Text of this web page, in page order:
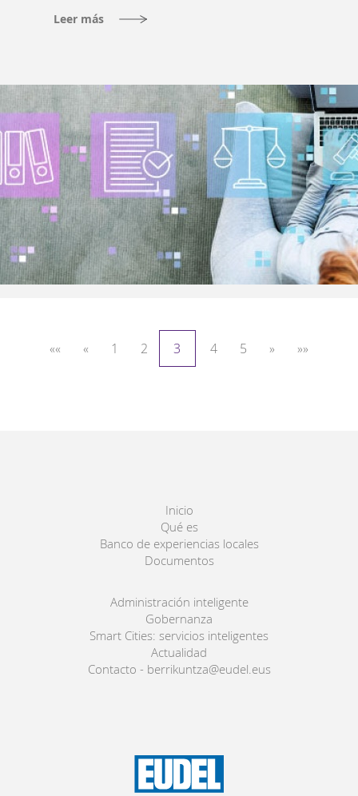
Leer más
«« « 1 2 3 4 5 » »»
Inicio
Qué es
Banco de experiencias locales
Documentos
Administración inteligente
Gobernanza
Smart Cities: servicios inteligentes
Actualidad
Contacto - berrikuntza@eudel.eus